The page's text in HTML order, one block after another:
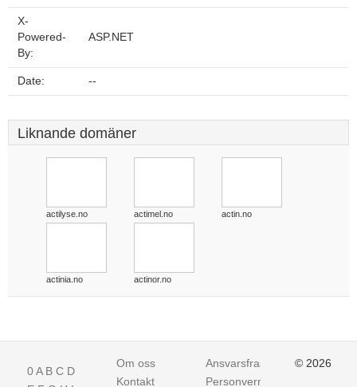
X-
Powered-
By:
ASP.NET
Date: --
Liknande domäner
actilyse.no actimel.no actin.no
actinia.no actinor.no
0A B C D
Om oss
Kontakt
Ansvarsfraskrivelse
Personvern
© 2026